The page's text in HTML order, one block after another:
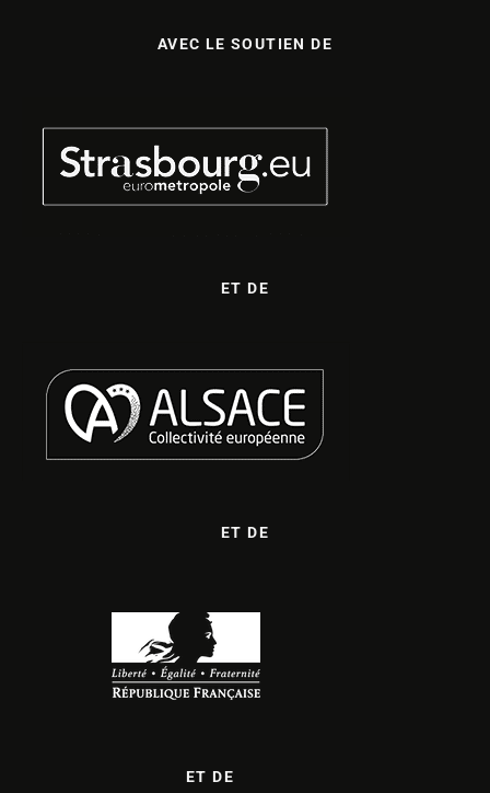
AVEC LE SOUTIEN DE
ET DE
ET DE
ET DE